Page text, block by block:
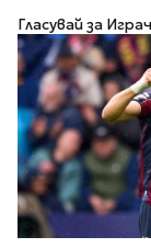
Гласувай за